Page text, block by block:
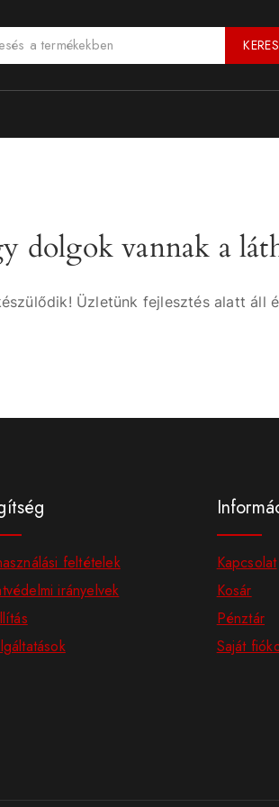
dolgok vannak a
Üzletünk fejlesztés alatt áll
feltételek
irányelvek
Kapcsolat
Kosár
Pénztár
Saját